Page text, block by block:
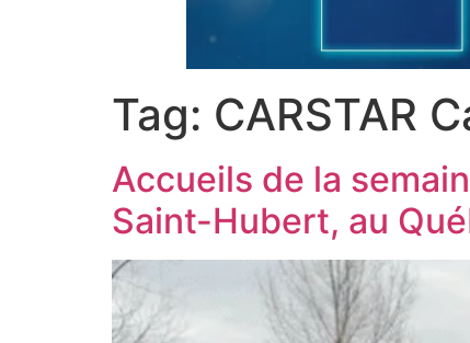
Tag: CARSTAR
Accueils de la
Saint-Hubert, au